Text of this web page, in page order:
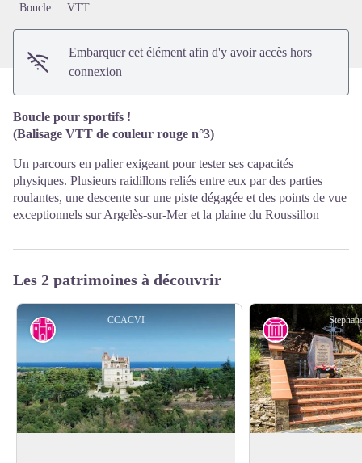
Boucle
VTT
Embarquer cet élément afin d'y avoir accès hors
connexion
Boucle pour sportifs !
(Balisage VTT de couleur rouge n°3)
Un parcours en palier exigeant pour tester ses capacités
physiques. Plusieurs raidillons reliés entre eux par des parties
roulantes, une descente sur une piste dégagée et des points de vue
exceptionnels sur Argelès-sur-Mer et la plaine du Roussillon
Les 2 patrimoines à découvrir
CCACVI
Patrimoine historique majeur Histoire